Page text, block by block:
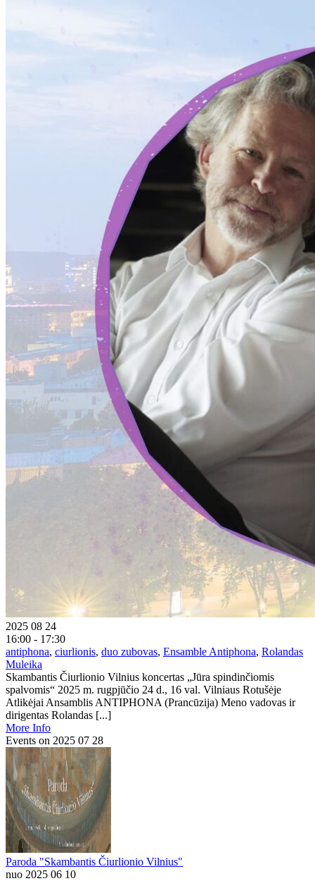
2025 08 24
16:00 - 17:30
antiphona, ciurlionis, duo zubovas, Ensamble Antiphona, Rolandas
Muleika
Skambantis Čiurlionio Vilnius koncertas „Jūra spindinčiomis
spalvomis“ 2025 m. rugpjūčio 24 d., 16 val. Vilniaus Rotušėje
Atlikėjai Ansamblis ANTIPHONA (Prancūzija) Meno vadovas ir
dirigentas Rolandas [...]
More Info
Events on 2025 07 28
Paroda "Skambantis Čiurlionio Vilnius"
nuo 2025 06 10